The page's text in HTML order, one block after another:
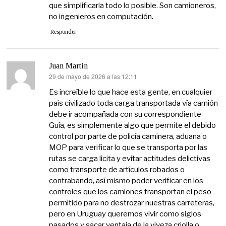
que simplificarla todo lo posible. Son camioneros,
no ingenieros en computación.
Responder
Juan Martin
dice:
29 de mayo de 2026 a las 12:11
Es increíble lo que hace esta gente, en cualquier
pais civilizado toda carga transportada vía camión
debe ir acompañada con su correspondiente
Guía, es simplemente algo que permite el debido
control por parte de policía caminera, aduana o
MOP para verificar lo que se transporta por las
rutas se carga licita y evitar actitudes delictivas
como transporte de artículos robados o
contrabando, así mismo poder verificar en los
controles que los camiones transportan el peso
permitido para no destrozar nuestras carreteras,
pero en Uruguay queremos vivir como siglos